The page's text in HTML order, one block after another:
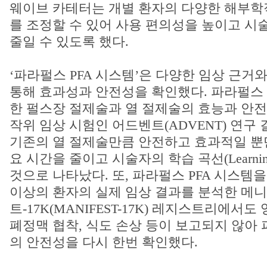
웨이브 카테터는 개별 환자의 다양한 해부
를 조정할 수 있어 사용 편의성을 높이고 시
줄일 수 있도록 했다.
‘파라펄스 PFA 시스템’은 다양한 임상 근거
통해 효과성과 안전성을 확인했다. 파라펄스
한 펄스장 절제술과 열 절제술의 효능과 안
작위 임상 시험인 어드벤트(ADVENT) 연구
기존의 열 절제술만큼 안전하고 효과적일
요 시간을 줄이고 시술자의 학습 곡선
것으로 나타났다. 또, 파라펄스 PFA 시스템
이상의 환자의 실제 임상 결과를 분석한 메
트-17K(MANIFEST-17K) 레지스트리에서도
폐정맥 협착, 식도 손상 등이 보고되지 않아
의 안전성을 다시 한번 확인했다.